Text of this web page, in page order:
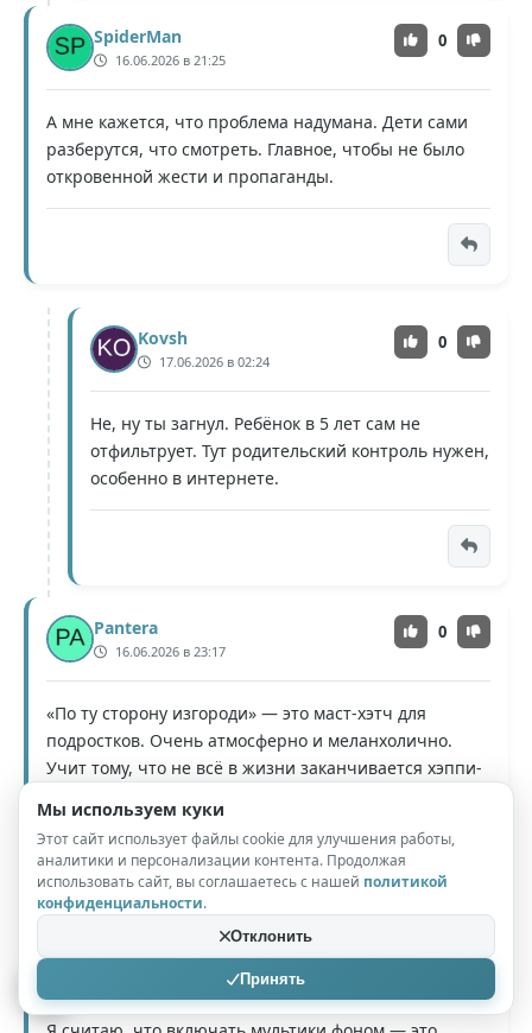
SpiderMan
16.06.2026 в 21:25
0
А мне кажется, что проблема надумана. Дети сами
разберутся, что смотреть. Главное, чтобы не было
откровенной жести и пропаганды.
Kovsh
17.06.2026 в 02:24
0
Не, ну ты загнул. Ребёнок в 5 лет сам не
отфильтрует. Тут родительский контроль нужен,
особенно в интернете.
Pantera
16.06.2026 в 23:17
0
«По ту сторону изгороди» — это маст-хэтч для
подростков. Очень атмосферно и меланхолично.
Учит тому, что не всё в жизни заканчивается хэппи-
Мы используем куки
Этот сайт использует файлы cookie для улучшения работы,
аналитики и персонализации контента. Продолжая
использовать сайт, вы соглашаетесь с нашей политикой
конфиденциальности.
Отклонить
Принять